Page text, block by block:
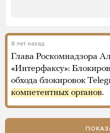
8 лет назад
Глава Роскомнадзора
«Интерфаксу»:
обхода блокировок
компетентных органов.